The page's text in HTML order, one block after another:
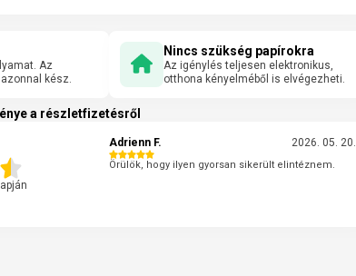
Az
kész.
Nincs szükség papírokra
Az igénylés teljesen elektronikus,
otthona kényelméből is elvégezheti.
a részletfizetésről
Adrienn F. 2026. 05. 20.
Örülök, hogy ilyen gyorsan sikerült elintéznem.